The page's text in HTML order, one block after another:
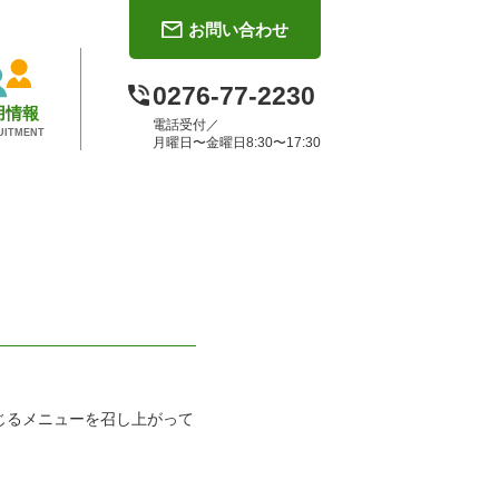
情報
0276-77-2230
電話受付／
月曜日〜金曜日8:30〜17:30
お問い合わせ
メニューを召し上がって